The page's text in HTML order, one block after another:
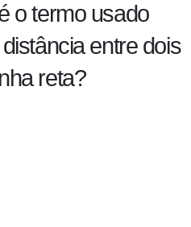
o termo usado
entre dois
reta?